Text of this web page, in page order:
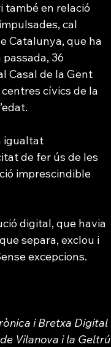
també en relació
cal
Catalunya, que ha
36
Casal de la Gent
cívics de la
igualtat
de fer ús de les
imprescindible
digital, que havia
separa, exclou i
excepcions.
i Bretxa Digital
Vilanova i la Geltrú